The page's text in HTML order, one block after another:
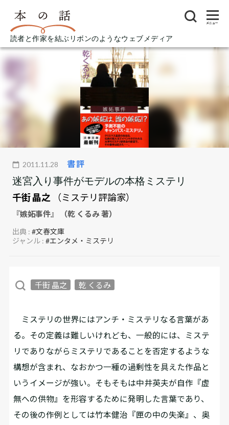
読者と作家を結ぶリボンのようなウェブメディア
メニュー
2011.11.28 書評
迷宮入り事件がモデルの本格ミステリ
千街 晶之
（ミステリ評論家）
『嫉妬事件』 （乾 くるみ 著）
出典 :#文春文庫
ジャンル :#エンタメ・ミステリ
千街 晶之 乾 くるみ
ミステリの世界にはアンチ・ミステリなる言葉があ
る。その定義は難しいけれども、一般的には、ミステ
リでありながらミステリであることを否定するような
構想が含まれ、なおかつ一種の過剰性を具えた作品と
いうイメージが強い。そもそもは中井英夫が自作『虚
無への供物』を形容するために発明した言葉であり、
その後の作例としては竹本健治『匣の中の失楽』、奥